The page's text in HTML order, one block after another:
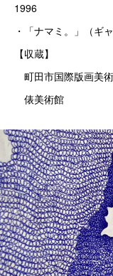
1996
・「ナマミ。」（ギ
【収蔵】
町田市国際版画美
俵美術館